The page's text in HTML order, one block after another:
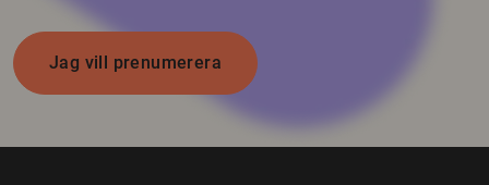
Jag vill prenumerera